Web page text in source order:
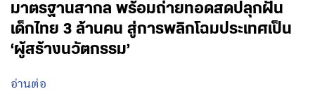
มาตรฐานสากล พร้อมถ่ายทอดสดปลุกฝัน
เด็กไทย 3 ล้านคน สู่การพลิกโฉมประเทศเป็น
‘ผู้สร้างนวัตกรรม’
อ่านต่อ